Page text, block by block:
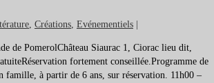
, Créations, Evénementiels
de PomerolChâteau Siaurac 1, Ciorac lieu dit,
fortement conseillée.Programme de
famille, à partir de 6 ans, sur réservation. 11h00 –